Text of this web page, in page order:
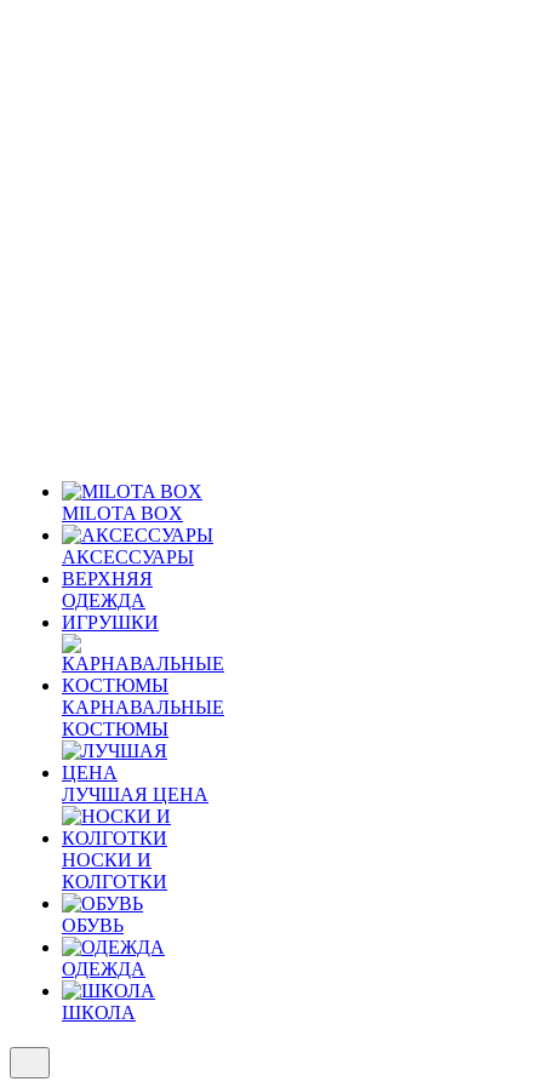
MILOTA BOX
АКСЕССУАРЫ
ВЕРХНЯЯ
ОДЕЖДА
ИГРУШКИ
КАРНАВАЛЬНЫЕ
КОСТЮМЫ
ЛУЧШАЯ ЦЕНА
НОСКИ И
КОЛГОТКИ
ОБУВЬ
ОДЕЖДА
ШКОЛА